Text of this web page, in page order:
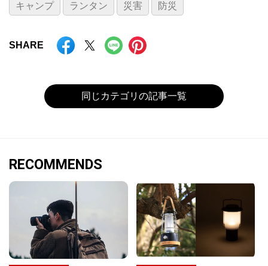
キャンプ ランタン 災害 防災
SHARE
同じカテゴリの記事一覧
RECOMMENDS